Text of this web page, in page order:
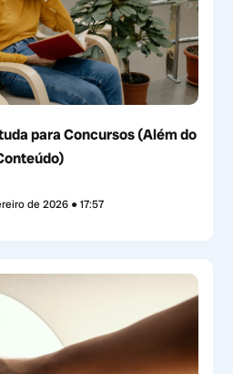
para Concursos (Além do
de 2026 17:57